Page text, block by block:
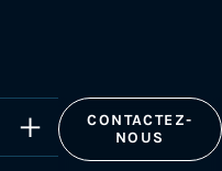
CONTACTEZ-
NOUS